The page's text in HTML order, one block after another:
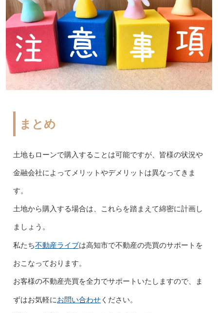
まとめ
土地もローンで購入することは可能ですが、皆様の状況や
金融会社によってメリットやデメリットは異なってきま
す。
土地から購入する場合は、これらを踏まえて綿密に計画し
ましょう。
私たち不動産ライブは高知市で不動産の売買のサポートを
おこなっております。
お客様の不動産売買を全力でサポートいたしますので、ま
ずはお気軽にお問い合わせください。